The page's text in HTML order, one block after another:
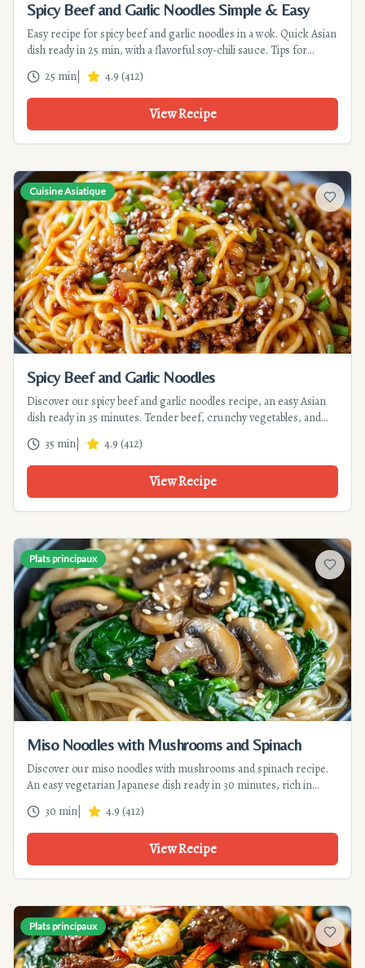
Spicy Beef and Garlic Noodles Simple & Easy
Easy recipe for spicy beef and garlic noodles in a wok. Quick Asian
dish ready in 25 min, with a flavorful soy-chili sauce. Tips for
tender beef and perfect noodles.
25 min 4.9 (412)
View Recipe
Cuisine Asiatique
Add to
Spicy Beef and Garlic Noodles
Discover our spicy beef and garlic noodles recipe, an easy Asian
dish ready in 35 minutes. Tender beef, crunchy vegetables, and
spicy sauce for an authentic flavor journey. Perfect for a quick and
tasty dinner.
35 min 4.9 (412)
View Recipe
Plats principaux
Add to
Miso Noodles with Mushrooms and Spinach
Discover our miso noodles with mushrooms and spinach recipe.
An easy vegetarian Japanese dish ready in 30 minutes, rich in
umami and perfect for a healthy, comforting meal.
30 min 4.9 (412)
View Recipe
Plats principaux
Add to